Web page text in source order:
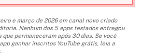
e março de 2026 em canal novo criado
Nenhum dos 5 apps testados entregou
permaneceram após 30 dias. Se você
ganhar inscritos YouTube grátis, leia a